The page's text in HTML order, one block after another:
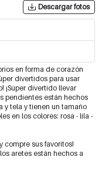
Descargar fotos
en forma de corazón
divertidos para usar
¡Súper divertido llevar
pendientes están hechos
y tela y tienen un tamaño
en los colores: rosa - lila -
y compre sus favoritos!
aretes están hechos a